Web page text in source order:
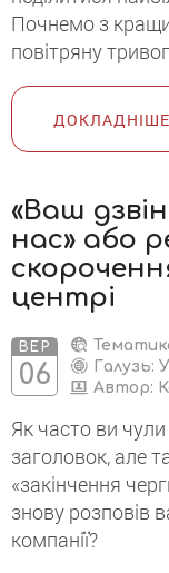
Почнемо з
повітряну
ДОКЛАДНІШЕ
«Ваш
нас» або
центрі
ВЕР
06
Галузь:
Автор:
Як часто ви
заголовок, але
«закінчення
знову розповів
компанії?